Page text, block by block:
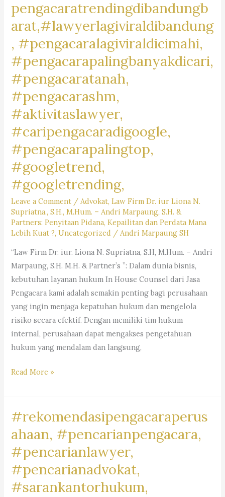
pengacaratrendingdibandungb
arat,#lawyerlagiviraldibandung
, #pengacaralagiviraldicimahi,
#pengacarapalingbanyakdicari,
#pengacaratanah,
#pengacarashm,
#aktivitaslawyer,
#caripengacaradigoogle,
#pengacarapalingtop,
#googletrend,
#googletrending,
Leave a Comment / Advokat,Law Firm Dr. iur Liona N.
Supriatna., S.H., M.Hum. – Andri Marpaung, S.H. &
Partners: Penyitaan Pidana, Kepailitan dan Perdata Mana
Lebih Kuat ?,Uncategorized / Andri Marpaung SH
“Law Firm Dr. iur. Liona N. Supriatna, S.H, M.Hum. – Andri
Marpaung, S.H. M.H. & Partner’s ”: Dalam dunia bisnis,
kebutuhan layanan hukum In House Counsel dari Jasa
Pengacara kami adalah semakin penting bagi perusahaan
yang ingin menjaga kepatuhan hukum dan mengelola
risiko secara efektif. Dengan memiliki tim hukum
internal, perusahaan dapat mengakses pengetahuan
hukum yang mendalam dan langsung,
#rekomendasikantorhukumbisnis,
#jasapengacaraperusahaan,
#pencariankantoradvokat,
#lawyertiktok,
#rekomendasipengacara,
#rekomendasilawyer,
Read More »
#rekomendasipengacaraperus
ahaan, #pencarianpengacara,
#pencarianlawyer,
#pencarianadvokat,
#sarankantorhukum,